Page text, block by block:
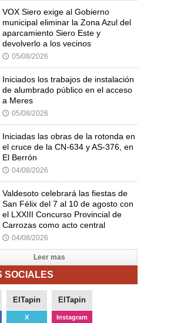
VOX Siero exige al Gobierno
municipal eliminar la Zona Azul del
aparcamiento Siero Este y
devolverlo a los vecinos
🕔 05/08/2026
Iniciados los trabajos de instalación
de alumbrado público en el acceso
a Meres
🕔 05/08/2026
Iniciadas las obras de la rotonda en
el cruce de la CN-634 y AS-376, en
El Berrón
🕔 04/08/2026
Valdesoto celebrará las fiestas de
San Félix del 7 al 10 de agosto con
el LXXIII Concurso Provincial de
Carrozas como acto central
🕔 04/08/2026
Leer mas
SOCIALES
ElTapin
X
ElTapin
Instagram